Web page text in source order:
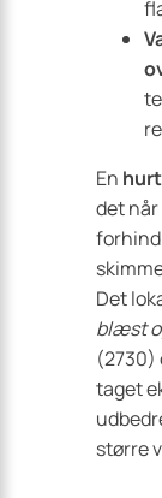
En
det
Det
blæst
(2730)
taget
større